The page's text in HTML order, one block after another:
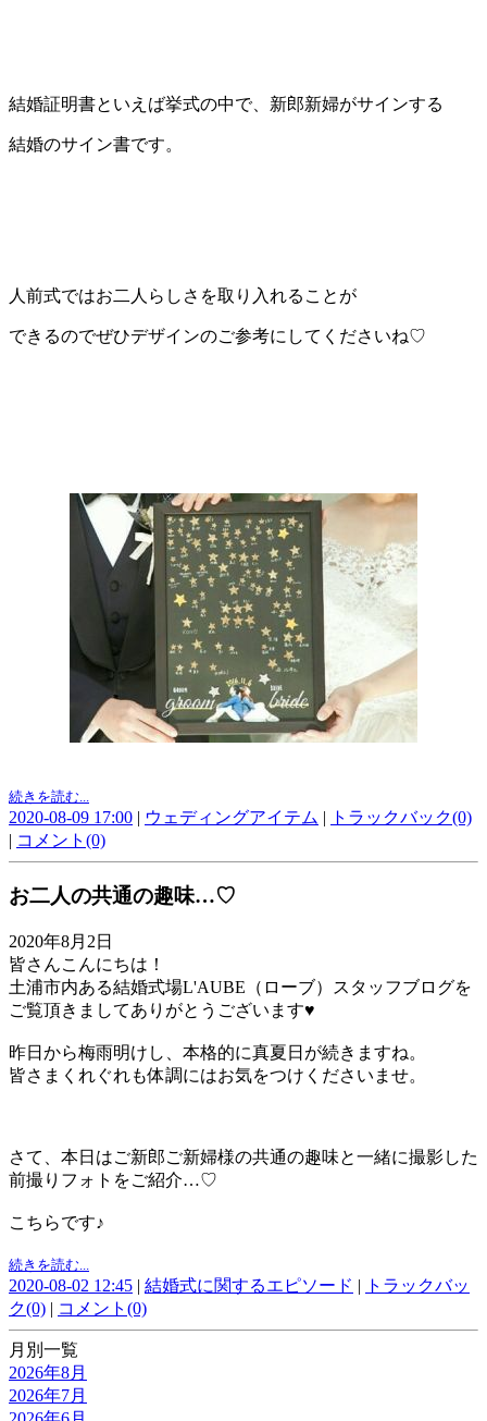
結婚証明書といえば挙式の中で、新郎新婦がサインする
結婚のサイン書です。
人前式ではお二人らしさを取り入れることが
できるのでぜひデザインのご参考にしてくださいね♡
続きを読む...
2020-08-09 17:00 | ウェディングアイテム |
トラックバック(0)
| コメント(0)
お二人の共通の趣味…♡
2020年8月2日
皆さんこんにちは！
土浦市内ある結婚式場L'AUBE（ローブ）スタッフブログを
ご覧頂きましてありがとうございます♥
昨日から梅雨明けし、本格的に真夏日が続きますね。
皆さまくれぐれも体調にはお気をつけくださいませ。
さて、本日はご新郎ご新婦様の共通の趣味と一緒に撮影した
前撮りフォトをご紹介…♡
こちらです♪
続きを読む...
2020-08-02 12:45 | 結婚式に関するエピソード |
トラックバッ
ク(0) | コメント(0)
月別一覧
2026年8月
2026年7月